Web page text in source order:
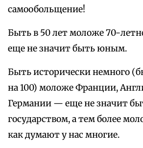
самообольщение!
Быть в 50 лет моложе 70-
еще не значит быть юным.
Быть исторически немного
на 100) моложе Франции,
Германии — еще не значит
государством, а тем более
как думают у нас многие.